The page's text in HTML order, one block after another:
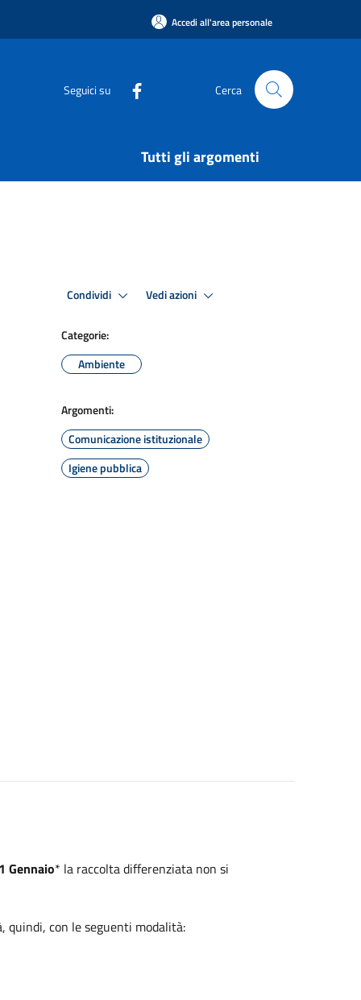
Accedi all'area personale
Seguici su Cerca
Tutti gli argomenti
Condividi Vedi azioni
Categorie:
Ambiente
Argomenti:
Comunicazione istituzionale
Igiene pubblica
Gennaio* la raccolta differenziata non si
quindi, con le seguenti modalità: